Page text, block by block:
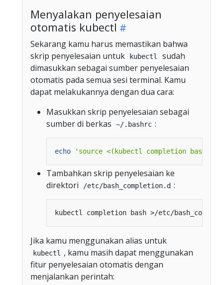
Menyalakan penyelesaian
otomatis kubectl
Sekarang kamu harus memastikan bahwa
skrip penyelesaian untuk
kubectl
sudah
dimasukkan sebagai sumber penyelesaian
otomatis pada semua sesi terminal. Kamu
dapat melakukannya dengan dua cara:
Masukkan skrip penyelesaian sebagai
sumber di berkas
~/.bashrc :
echo 'source <(kubectl completion bash)'
Tambahkan skrip penyelesaian ke
direktori
/etc/bash_completion.d :
Jika kamu menggunakan alias untuk
kubectl
, kamu masih dapat menggunakan
fitur penyelesaian otomatis dengan
menjalankan perintah: